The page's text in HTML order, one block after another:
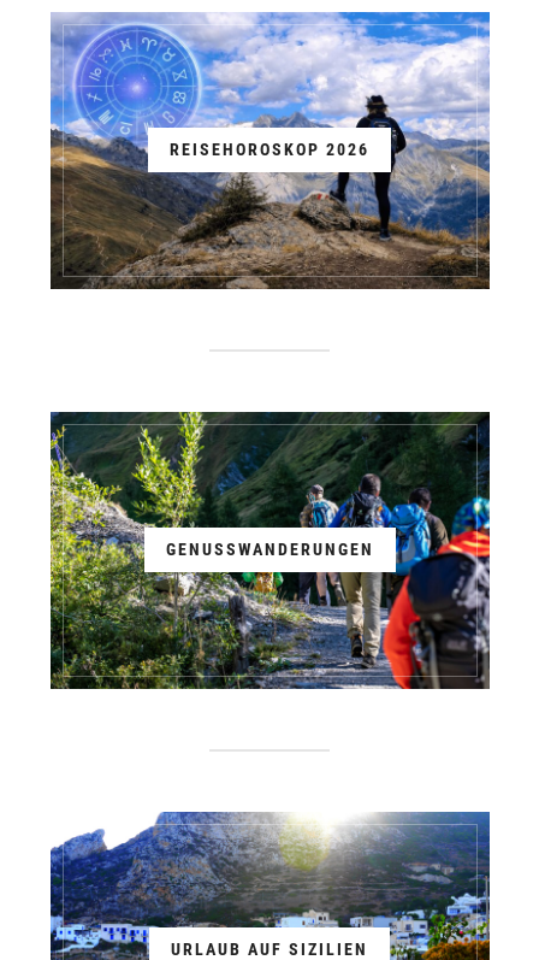
REISEHOROSKOP 2026
GENUSSWANDERUNGEN
URLAUB AUF SIZILIEN